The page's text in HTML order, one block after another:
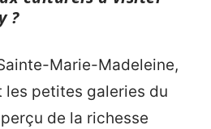
?
Marie-Madeleine,
les petites galeries du
de la richesse